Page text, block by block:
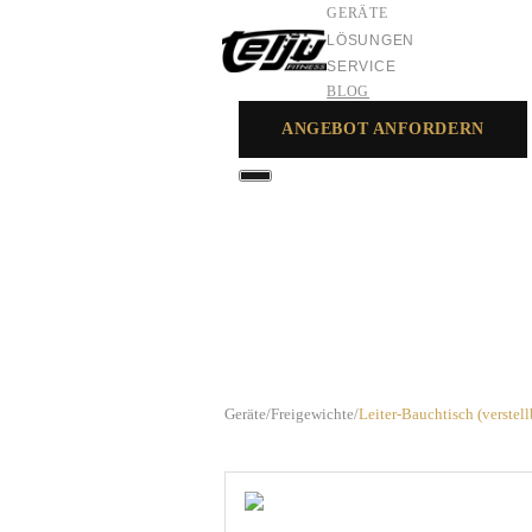
GERÄTE
LÖSUNGEN
SERVICE
BLOG
ANGEBOT ANFORDERN
Geräte/Freigewichte/Leiter-Bauchtisch